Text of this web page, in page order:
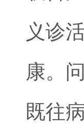
义诊
康。
既往